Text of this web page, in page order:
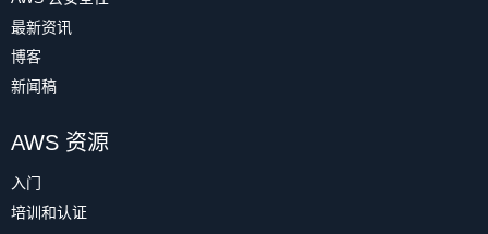
最新资讯
博客
新闻稿
AWS 资源
入门
培训和认证